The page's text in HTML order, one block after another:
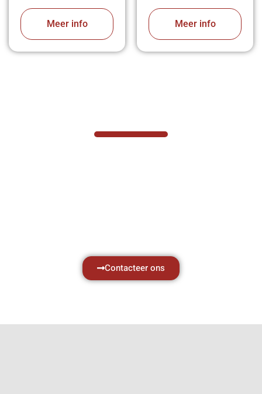
Meer info Meer info
Contacteer ons